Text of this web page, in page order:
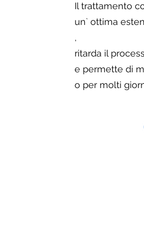
Il trattamento
un` ottima
,
ritarda il
e permette di
o per molti